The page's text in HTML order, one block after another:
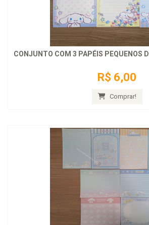
CONJUNTO COM 3 PAPÉIS PEQUENOS
R$ 6,00
Comprar!